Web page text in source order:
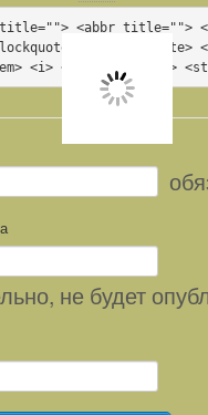
<abbr title="">
cite=""> <cite>
<i> <q cite=""> <s>
, не будет